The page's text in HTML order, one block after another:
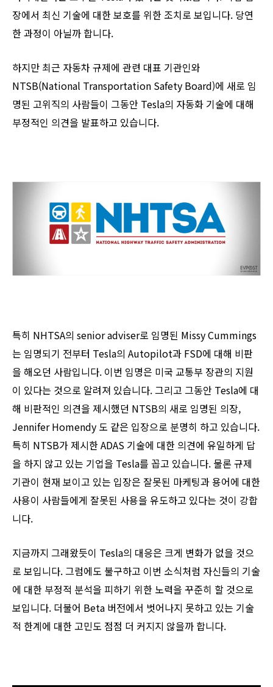
장에서 최신 기술에 대한 보호를 위한 조치로 보입니다. 당연
한 과정이 아닐까 합니다.
하지만 최근 자동차 규제에 관련 대표 기관인와
NTSB(National Transportation Safety Board)에 새로 임
명된 고위직의 사람들이 그동안 Tesla의 자동화 기술에 대해
부정적인 의견을 발표하고 있습니다.
특히 NHTSA의 senior adviser로 임명된 Missy Cummings
는 임명되기 전부터 Tesla의 Autopilot과 FSD에 대해 비판
을 해오던 사람입니다. 이번 임명은 미국 교통부 장관의 지원
이 있다는 것으로 알려져 있습니다. 그리고 그동안 Tesla에 대
해 비판적인 의견을 제시했던 NTSB의 새로 임명된 의장,
Jennifer Homendy 도 같은 입장으로 분명히 하고 있습니다.
특히 NTSB가 제시한 ADAS 기술에 대한 의견에 유일하게 답
을 하지 않고 있는 기업을 Tesla를 꼽고 있습니다. 물론 규제
기관이 현재 보이고 있는 입장은 잘못된 마케팅과 용어에 대한
사용이 사람들에게 잘못된 사용을 유도하고 있다는 것이 강합
니다.
지금까지 그래왔듯이 Tesla의 대응은 크게 변화가 없을 것으
로 보입니다. 그럼에도 불구하고 이번 소식처럼 자신들의 기술
에 대한 부정적 분석을 피하기 위한 노력을 꾸준히 할 것으로
보입니다. 더불어 Beta 버전에서 벗어나지 못하고 있는 기술
적 한계에 대한 고민도 점점 더 커지지 않을까 합니다.